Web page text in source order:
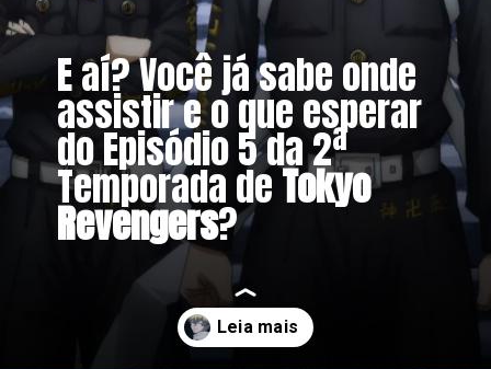
E aí? Você já sabe onde
assistir e o que esperar
do Episódio 5 da 2ª
Temporada deTokyo
Revengers?